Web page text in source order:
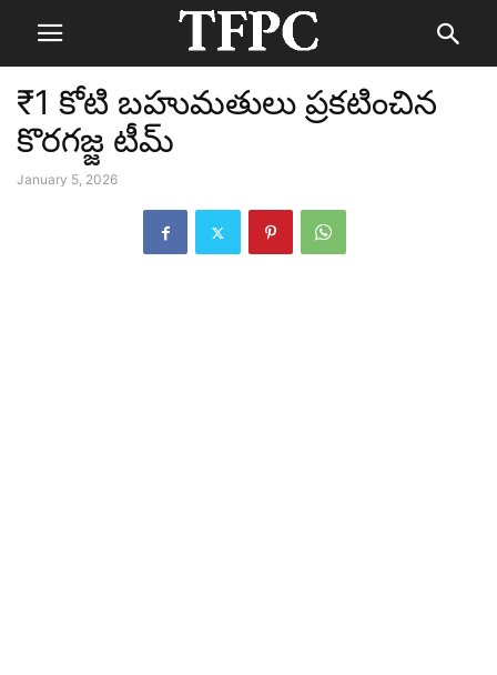
₹1 కోటి బహుమతులు ప్రకటించిన
కొరగజ్జ టీమ్
January 5, 2026